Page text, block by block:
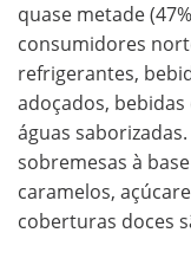
quase metade
consumidores
refrigerantes,
adoçados,
águas
sobremesas à
caramelos,
coberturas doces